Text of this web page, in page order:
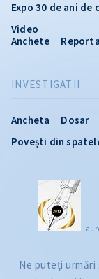
INVESTIGATII
Ancheta Dosar
Povești din
Expo 30 de ani de
Video
Anchete
Ne puteți urmări